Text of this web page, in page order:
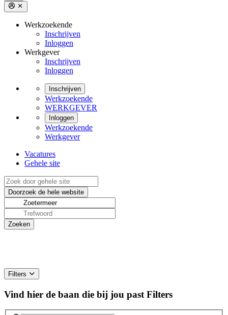
Werkzoekende
Inschrijven
Inloggen
Werkgever
Inschrijven
Inloggen
Inschrijven
Werkzoekende
WERKGEVER
Inloggen
Werkzoekende
Werkgever
Vacatures
Gehele site
Filters
Vind hier de baan die bij jou past Filters